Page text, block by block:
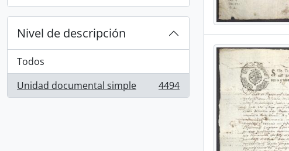
Nivel de descripción
Todos
Unidad documental simple
, 4494 resultados 4494